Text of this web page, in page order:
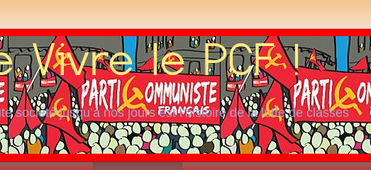
société jusqu’à nos jours est l’histoire de la lutte de classes